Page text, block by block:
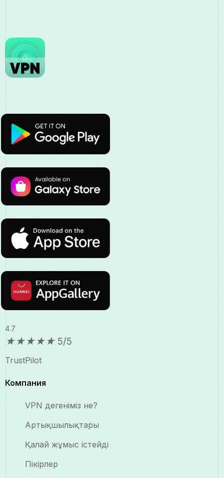
4.7
★★★★★ 5/5
TrustPilot
Компания
VPN дегеніміз не?
Артықшылықтары
Қалай жұмыс істейді
Пікірлер